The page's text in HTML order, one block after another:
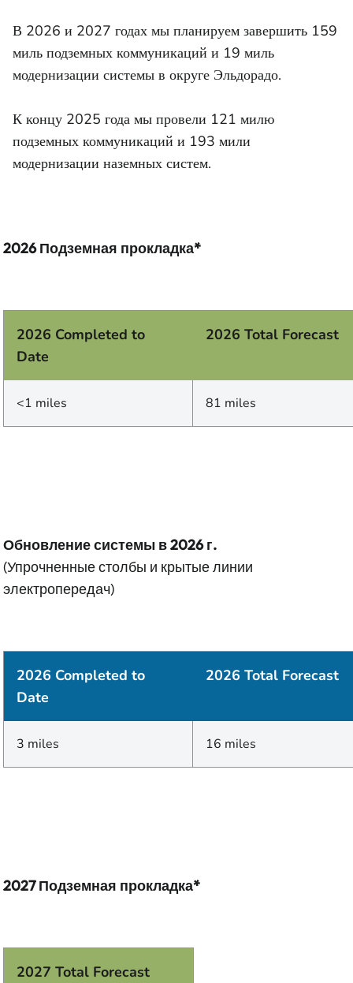
В 2026 и 2027 годах мы планируем завершить 159
миль подземных коммуникаций и 19 миль
модернизации системы в округе Эльдорадо.
К концу 2025 года мы провели 121 милю
подземных коммуникаций и 193 мили
модернизации наземных систем.
2026 Подземная прокладка*
2026 Completed to
Date
2026 Total Forecast
<1 miles 81 miles
Обновление системы в 2026 г.
(Упрочненные столбы и крытые линии
электропередач)
2026 Completed to
Date
2026 Total Forecast
3 miles 16 miles
2027 Подземная прокладка*
2027 Total Forecast